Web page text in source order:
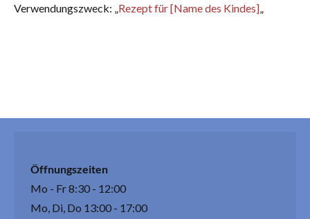
Verwendungszweck: „Rezept für [Name des Kindes]„
Öffnungszeiten
Mo - Fr 8:30 - 12:00
Mo, Di, Do 13:00 - 17:00